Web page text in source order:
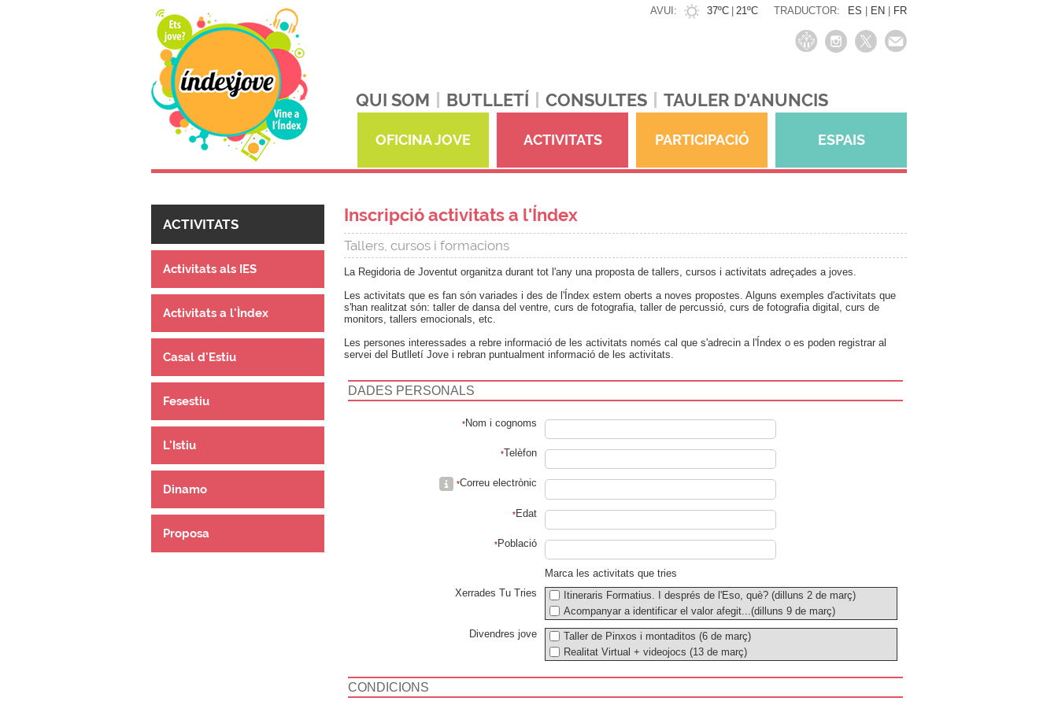
AVUI: 37ºC 21ºC TRADUCTOR: ES EN FR
QUI SOM BUTLLETÍ CONSULTES TAULER D'ANUNCIS
OFICINA JOVE ACTIVITATS PARTICIPACIÓ ESPAIS
ACTIVITATS
Activitats als IES
Activitats a l'Ìndex
Casal d'Estiu
Fesestiu
L'Istiu
Dinamo
Proposa
Inscripció activitats a l'Índex
Tallers, cursos i formacions
La Regidoria de Joventut organitza durant tot l'any una proposta de tallers, cursos i activitats adreçades a joves.
Les activitats que es fan són variades i des de l'Índex estem oberts a noves propostes. Alguns exemples d'activitats que
s'han realitzat són: taller de dansa del ventre, curs de fotografia, taller de percussió, curs de fotografia digital, curs de
monitors, tallers emocionals, etc.
Les persones interessades a rebre informació de les activitats només cal que s'adrecin a l'Índex o es poden registrar al
servei del Butlletí Jove i rebran puntualment informació de les activitats.
DADES PERSONALS
*Nom i cognoms
*Telèfon
*Correu electrònic
*Edat
*Població
Marca les activitats que tries
Xerrades Tu Tries
Itineraris Formatius. I després de l'Eso, què? (dilluns 2 de març)
Acompanyar a identificar el valor afegit...(dilluns 9 de març)
Divendres jove
Taller de Pinxos i montaditos (6 de març)
Realitat Virtual + videojocs (13 de març)
CONDICIONS